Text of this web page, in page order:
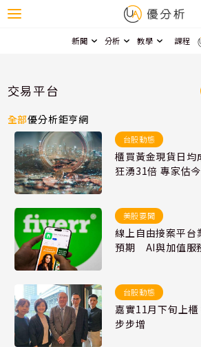
新聞 分析 教學 課程
交易平台
全部優分析鉅亨網
台股動態
櫃買黃金現貨日均
狂湧31倍 專家估
美股要聞
線上自由接案平
預期 AI與加值服
台股動態
嘉實11月下旬上
步步增